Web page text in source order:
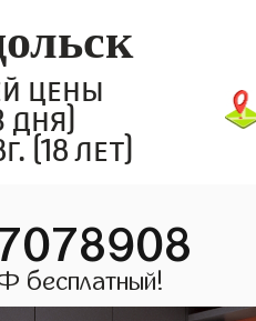
цены
дня)
(18 лет)
бесплатный!